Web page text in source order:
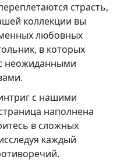
страсть,
коллекции вы
любовных
в которых
неожиданными
с нашими
наполнена
в сложных
каждый